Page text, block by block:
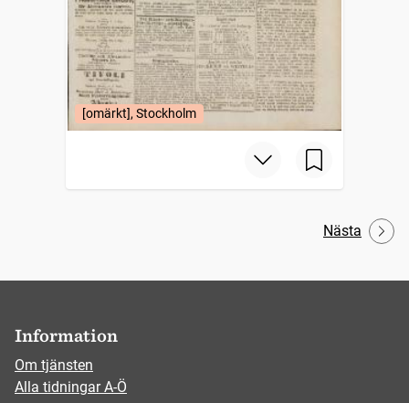
[omärkt], Stockholm
Nästa
Information
Om tjänsten
Alla tidningar A-Ö